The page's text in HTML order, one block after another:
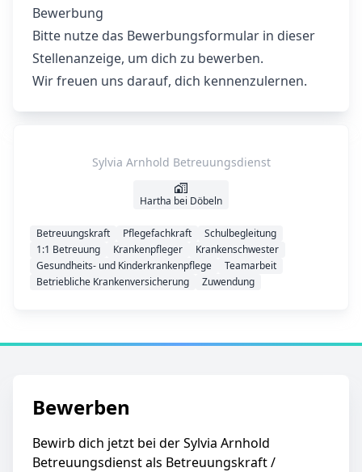
Bewerbung
Bitte nutze das Bewerbungsformular in dieser
Stellenanzeige, um dich zu bewerben.
Wir freuen uns darauf, dich kennenzulernen.
Sylvia Arnhold Betreuungsdienst
Hartha bei Döbeln
Betreuungskraft Pflegefachkraft
Schulbegleitung
1:1 Betreuung
Krankenpfleger
Krankenschwester
Gesundheits- und Kinderkrankenpflege
Teamarbeit
Betriebliche Krankenversicherung
Zuwendung
Bewerben
Bewirb dich jetzt bei der Sylvia Arnhold
Betreuungsdienst als Betreuungskraft /